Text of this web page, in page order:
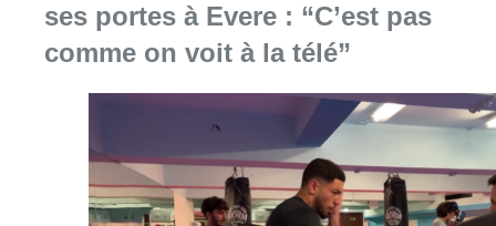
ses portes à Evere : “C’est pas
comme on voit à la télé”